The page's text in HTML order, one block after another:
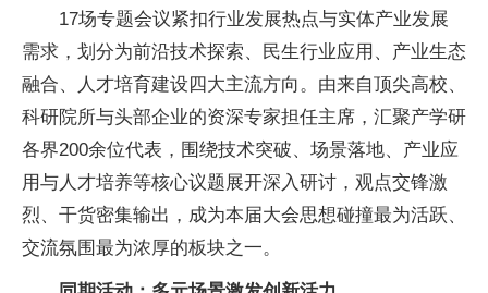
17场专题会议紧扣行业发展热点与实体产业发展
需求，划分为前沿技术探索、民生行业应用、产业生态
融合、人才培育建设四大主流方向。由来自顶尖高校、
科研院所与头部企业的资深专家担任主席，汇聚产学研
各界200余位代表，围绕技术突破、场景落地、产业应
用与人才培养等核心议题展开深入研讨，观点交锋激
烈、干货密集输出，成为本届大会思想碰撞最为活跃、
交流氛围最为浓厚的板块之一。